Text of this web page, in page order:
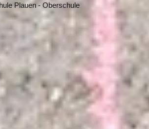
Plauen - Oberschule